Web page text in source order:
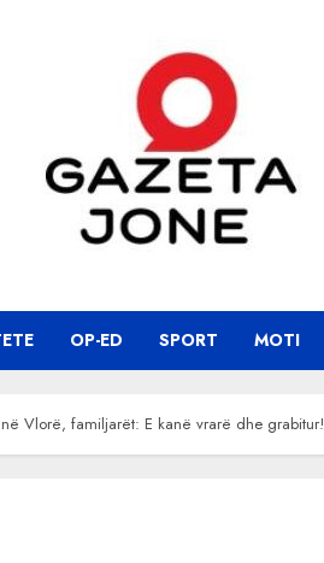
OP-ED SPORT MOTI
Vlorë, familjarët: E kanë vrarë dhe grabitur!